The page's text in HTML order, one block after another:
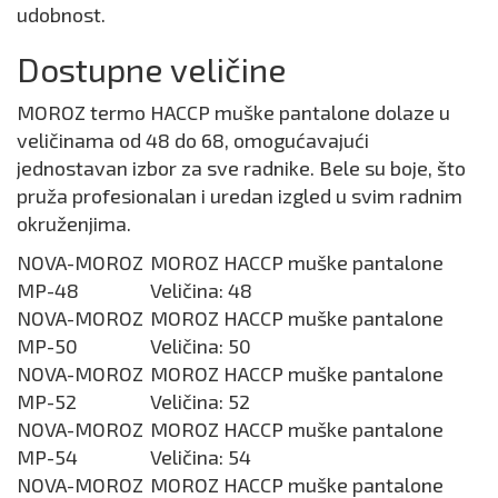
udobnost.
Dostupne veličine
MOROZ termo HACCP muške pantalone dolaze u
veličinama od 48 do 68, omogućavajući
jednostavan izbor za sve radnike. Bele su boje, što
pruža profesionalan i uredan izgled u svim radnim
okruženjima.
NOVA-MOROZ
MP-48
MOROZ HACCP muške pantalone
Veličina: 48
NOVA-MOROZ
MP-50
MOROZ HACCP muške pantalone
Veličina: 50
NOVA-MOROZ
MP-52
MOROZ HACCP muške pantalone
Veličina: 52
NOVA-MOROZ
MP-54
MOROZ HACCP muške pantalone
Veličina: 54
NOVA-MOROZ MOROZ HACCP muške pantalone